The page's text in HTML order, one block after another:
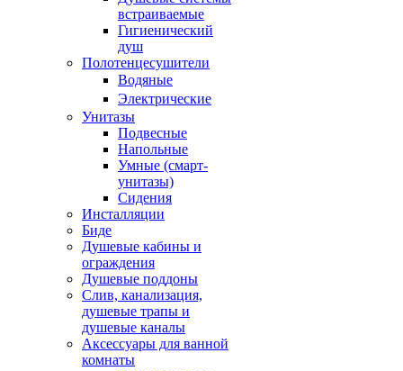
встраиваемые
Гигиенический
душ
Полотенцесушители
ㅤВодяные
ㅤЭлектрические
Унитазы
Подвесные
Напольные
Умные (смарт-
унитазы)
Сидения
Инсталляции
Биде
Душевые кабины и
ограждения
Душевые поддоны
Слив, канализация,
душевые трапы и
душевые каналы
Аксессуары для ванной
комнаты